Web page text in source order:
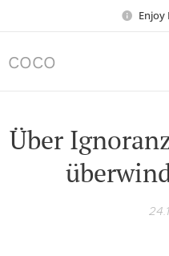
Enjoy
COCO
Über